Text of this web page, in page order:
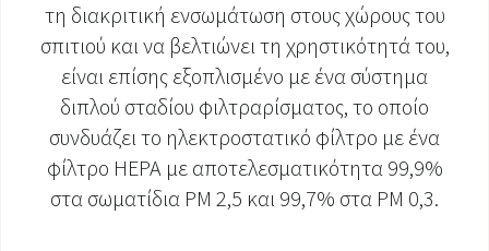
τη διακριτική ενσωμάτωση στους χώρους του
σπιτιού και να βελτιώνει τη χρηστικότητά του,
είναι επίσης εξοπλισμένο με ένα σύστημα
διπλού σταδίου φιλτραρίσματος, το οποίο
συνδυάζει το ηλεκτροστατικό φίλτρο με ένα
φίλτρο HEPA με αποτελεσματικότητα 99,9%
στα σωματίδια PM 2,5 και 99,7% στα PM 0,3.